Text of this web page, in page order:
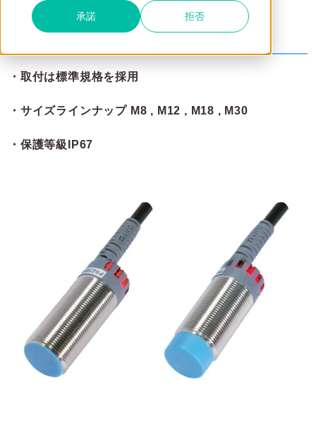
承諾 拒否
・取付は標準規格を採用
・サイズラインナップ M8 , M12 , M18 , M30
・保護等級IP67